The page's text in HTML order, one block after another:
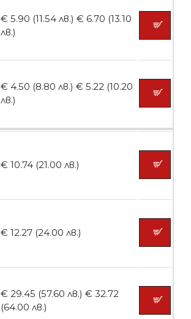
БЕЗПЛАТНО
Пила тип ренде 2в1
БЕЗПЛАТНО
Пила тип ренде 2в1
БЕЗПЛАТНО
Пила тип ренде 2в1
€ 5.90 (11.54 лв.) € 6.70 (13.10
лв.)
€ 4.50 (8.80 лв.) € 5.22 (10.20
лв.)
€ 10.74 (21.00 лв.)
€ 12.27 (24.00 лв.)
€ 29.45 (57.60 лв.) € 32.72
(64.00 лв.)